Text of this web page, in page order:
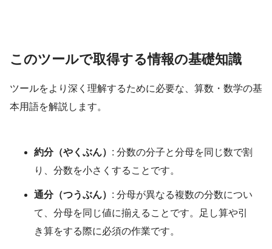
このツールで取得する情報の基礎知識
ツールをより深く理解するために必要な、算数・数学の基
本用語を解説します。
約分（やくぶん） : 分数の分子と分母を同じ数で割
り、分数を小さくすることです。
通分（つうぶん） : 分母が異なる複数の分数につい
て、分母を同じ値に揃えることです。足し算や引
き算をする際に必須の作業です。